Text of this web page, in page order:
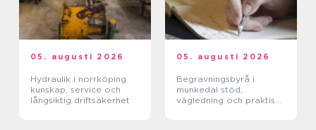
05. augusti 2026
Hydraulik i norrköping
kunskap, service och
långsiktig driftsäkerhet
05. augusti 2026
Begravningsbyrå i
munkedal stöd,
vägledning och praktisk